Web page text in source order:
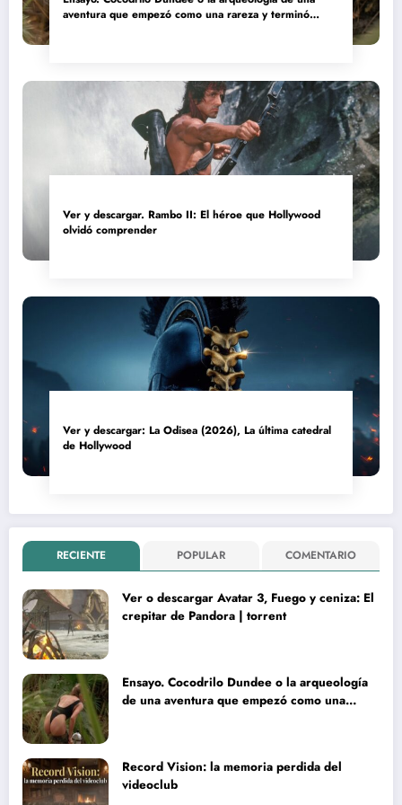
aventura que empezó como una rareza y terminó
Ver y descargar. Rambo II: El héroe que Hollywood
olvidó comprender
Ver y descargar: La Odisea (2026), La última catedral
de Hollywood
RECIENTE POPULAR COMENTARIO
Ver o descargar Avatar 3, Fuego y ceniza: El
crepitar de Pandora | torrent
Ensayo. Cocodrilo Dundee o la arqueología
de una aventura que empezó como una
Record Vision: la memoria perdida del
videoclub